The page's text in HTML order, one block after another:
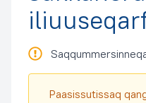
Paasissutissaq